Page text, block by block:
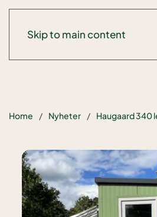
Skip to main content
Home Nyheter Haugaard 340